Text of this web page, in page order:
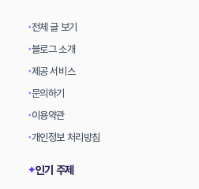
•전체 글 보기
•블로그 소개
•제공 서비스
•문의하기
•이용약관
•개인정보 처리방침
✦인기 주제